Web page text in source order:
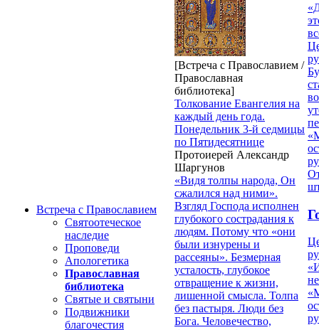
Встреча с Православием
Святоотеческое
наследие
Проповеди
Апологетика
Православная
библиотека
Святые и святыни
Подвижники
благочестия
[Встреча с Православием /
Православная
библиотека]
Толкование Евангелия на
каждый день года.
Понедельник 3-й седмицы
по Пятидесятнице
Протоиерей Александр
Шаргунов
«Видя толпы народа, Он
сжалился над ними».
Взгляд Господа исполнен
глубокого сострадания к
людям. Потому что «они
были изнурены и
рассеяны». Безмерная
усталость, глубокое
отвращение к жизни,
лишенной смысла. Толпа
без пастыря. Люди без
Бога. Человечество,